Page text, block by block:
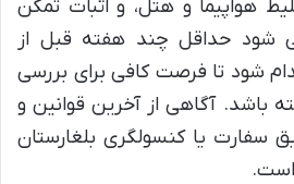
هواپیما و هتل، و اثبات تمکن
شود حداقل چند هفته قبل از
شود تا فرصت کافی برای بررسی
باشد. آگاهی از آخرین قوانین و
سفارت یا کنسولگری بلغارستان
است.